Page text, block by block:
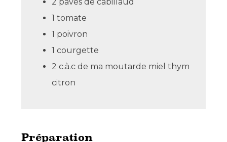
1 tomate
1 poivron
1 courgette
2 c.à.c de ma moutarde miel thym
citron
Préparation